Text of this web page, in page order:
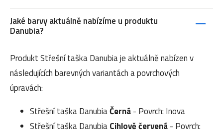
Jaké barvy aktuálně nabízíme u produktu
Danubia?
Produkt Střešní taška Danubia je aktuálně nabízen v
následujících barevných variantách a povrchových
úpravách:
Střešní taška DanubiaČerná- Povrch: Inova
Střešní taška DanubiaCihlově červená- Povrch: